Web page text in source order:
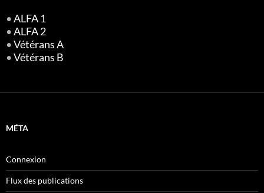
•ALFA 1
•ALFA 2
•Vétérans A
•Vétérans B
MÉTA
Connexion
Flux des publications